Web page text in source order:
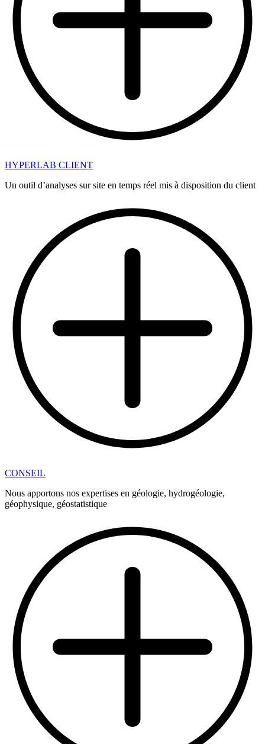
HYPERLAB CLIENT
Un outil d’analyses sur site en temps réel mis à disposition du client
CONSEIL
Nous apportons nos expertises en géologie, hydrogéologie,
géophysique, géostatistique